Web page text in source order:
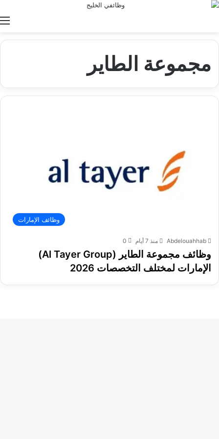
مجموعة الطاير
وظائف الإمارات
Abdelouahhab منذ 7 أيام 0
وظائف مجموعة الطاير (Al Tayer Group)
الإمارات لمختلف التخصصات 2026